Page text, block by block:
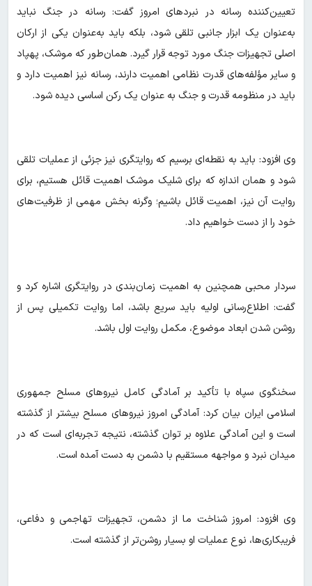
تعیین‌کننده رسانه در نبردهای امروز گفت: رسانه در جنگ نباید
به‌عنوان یک ابزار جانبی تلقی شود، بلکه باید به‌عنوان یکی از ارکان
اصلی تجهیزات جنگ مورد توجه قرار گیرد. همان‌طور که موشک، پهپاد
و سایر مؤلفه‌های قدرت نظامی اهمیت دارند، رسانه نیز اهمیت دارد و
باید در منظومه قدرت و جنگ به عنوان یک رکن اساسی دیده شود.
وی افزود: باید به نقطه‌ای برسیم که روایتگری نیز جزئی از عملیات تلقی
شود و همان اندازه که برای شلیک موشک اهمیت قائل هستیم، برای
روایت آن نیز، اهمیت قائل باشیم؛ وگرنه بخش مهمی از ظرفیت‌های
خود را از دست خواهیم داد.
سردار محبی همچنین به اهمیت زمان‌بندی در روایتگری اشاره کرد و
گفت: اطلاع‌رسانی اولیه باید سریع باشد، اما روایت تکمیلی پس از
روشن شدن ابعاد موضوع، مکمل روایت اول باشد.
سخنگوی سپاه با تأکید بر آمادگی کامل نیروهای مسلح جمهوری
اسلامی ایران بیان کرد: آمادگی امروز نیروهای مسلح بیشتر از گذشته
است و این آمادگی علاوه بر توان گذشته، نتیجه تجربه‌ای است که در
میدان نبرد و مواجهه مستقیم با دشمن به دست آمده است.
وی افزود: امروز شناخت ما از دشمن، تجهیزات تهاجمی و دفاعی،
فریبکاری‌ها، نوع عملیات او بسیار روشن‌تر از گذشته است.